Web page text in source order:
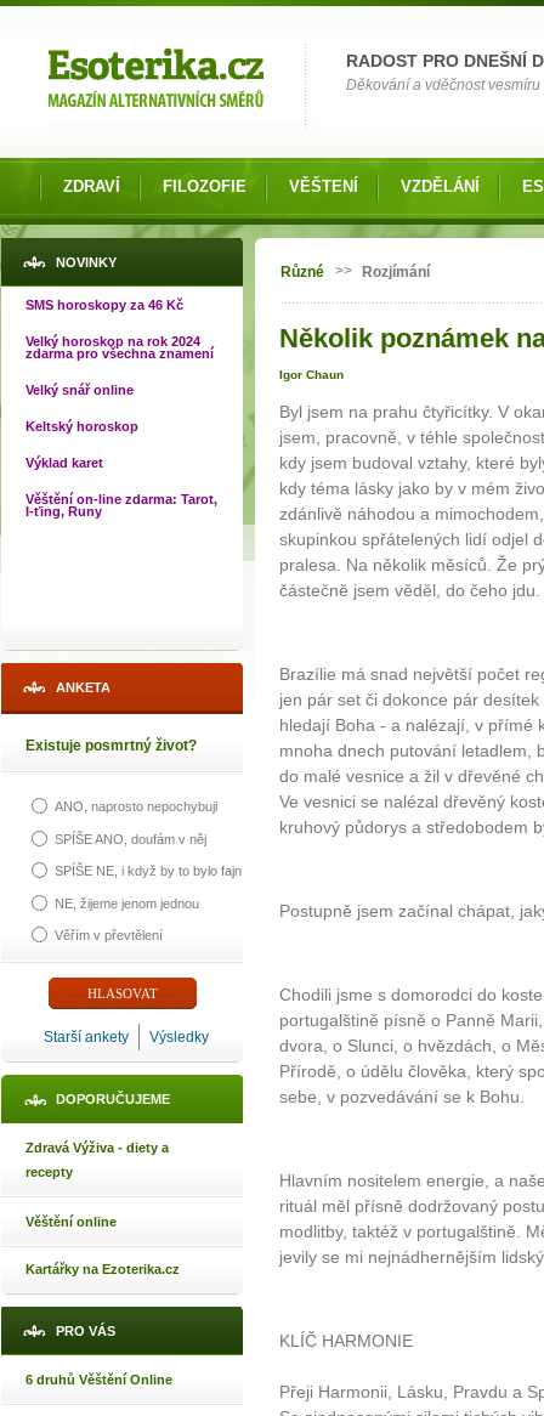
RADOST PRO DNEŠNÍ
Děkování a vděčnost
ZDRAVÍ FILOZOFIE VĚŠTENÍ VZDĚLÁNÍ
NOVINKY
SMS horoskopy za 46 Kč
Velký horoskop na rok 2024
zdarma pro všechna znamení
Velký snář online
Keltský horoskop
Výklad karet
Věštění on-line zdarma: Tarot,
I-ťing, Runy
ANKETA
Existuje posmrtný život?
ANO, naprosto nepochybuji
SPÍŠE ANO, doufám v něj
SPÍŠE NE, i když by to bylo fajn
NE, žijeme jenom jednou
Věřím v převtělení
Starší ankety Výsledky
DOPORUČUJEME
Zdravá Výživa - diety a
recepty
Věštění online
Kartářky na Ezoterika.cz
PRO VÁS
6 druhů Věštění Online
Jste zde
Různé >> Rozjímání
Několik poznámek
Igor Chaun
Byl jsem na prahu čtyřicítky. V
jsem, pracovně, v téhle
kdy jsem budoval vztahy, které
kdy téma lásky jako by v mém
zdánlivě náhodou a
skupinkou spřátelených lidí odjel
pralesa. Na několik měsíců. Že
částečně jsem věděl, do čeho jdu.
Brazílie má snad největší počet
jen pár set či dokonce pár
hledají Boha - a nalézají, v přímé
mnoha dnech putování letadlem,
do malé vesnice a žil v dřevěné
Ve vesnici se nalézal dřevěný
kruhový půdorys a středobodem
Postupně jsem začínal chápat,
Chodili jsme s domorodci do
portugalštině písně o Panně
dvora, o Slunci, o hvězdách, o
Přírodě, o údělu člověka, který
sebe, v pozvedávání se k Bohu.
Hlavním nositelem energie, a
rituál měl přísně dodržovaný
modlitby, taktéž v portugalštině.
jevily se mi nejnádhernějším
KLÍČ HARMONIE
Přeji Harmonii, Lásku, Pravdu a